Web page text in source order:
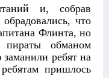
и, собрав
что
Флинта, но
обманом
ребят на
пришлось